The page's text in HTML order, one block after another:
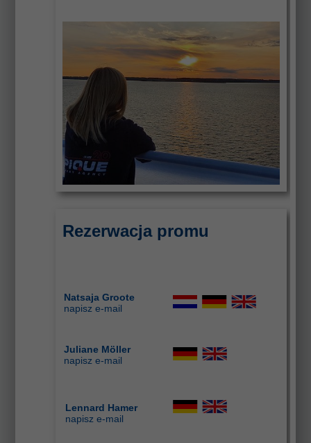
Rezerwacja promu
Natsaja Groote
napisze-mail
Juliane Möller
napisz e-mail
Lennard Hamer
napisz e-mail